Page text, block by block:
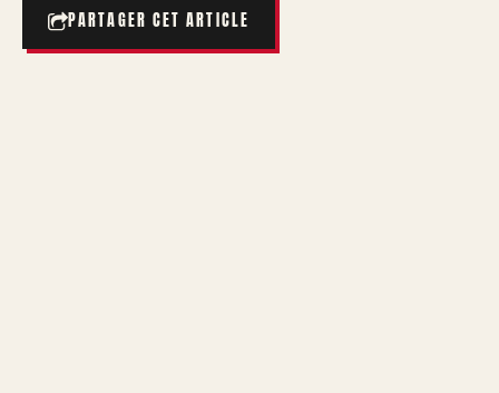
PARTAGER CET ARTICLE